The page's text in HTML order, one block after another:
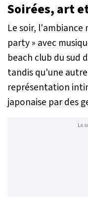
Soirées, art
Le soir,
party » avec
beach club du sud
tandis qu'une
représentation
japonaise par des
La